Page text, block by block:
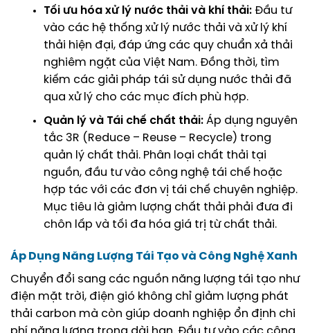
Tối ưu hóa xử lý nước thải và khí thải: Đầu tư
vào các hệ thống xử lý nước thải và xử lý khí
thải hiện đại, đáp ứng các quy chuẩn xả thải
nghiêm ngặt của Việt Nam. Đồng thời, tìm
kiếm các giải pháp tái sử dụng nước thải đã
qua xử lý cho các mục đích phù hợp.
Quản lý và Tái chế chất thải: Áp dụng nguyên
tắc 3R (Reduce – Reuse – Recycle) trong
quản lý chất thải. Phân loại chất thải tại
nguồn, đầu tư vào công nghệ tái chế hoặc
hợp tác với các đơn vị tái chế chuyên nghiệp.
Mục tiêu là giảm lượng chất thải phải đưa đi
chôn lấp và tối đa hóa giá trị từ chất thải.
Áp Dụng Năng Lượng Tái Tạo và Công Nghệ Xanh
Chuyển đổi sang các nguồn năng lượng tái tạo như
điện mặt trời, điện gió không chỉ giảm lượng phát
thải carbon mà còn giúp doanh nghiệp ổn định chi